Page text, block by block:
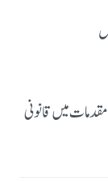
میں قانونی